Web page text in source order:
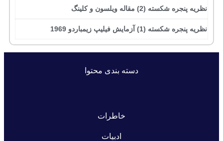
نظریه پنجره شکسته (2) مقاله ویلسون و کلینگ
نظریه پنجره شکسته (1) آزمایش فیلیپ زیمباردو 1969
دسته بندی محتوا
خاطرات
ادبیات